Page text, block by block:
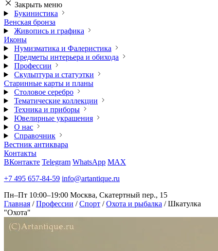
Закрыть меню
Букинистика
Венская бронза
Живопись и графика
Иконы
Нумизматика и Фалеристика
Предметы интерьера и обихода
Профессии
Скульптура и статуэтки
Старинные карты и планы
Столовое серебро
Тематические коллекции
Техника и приборы
Ювелирные украшения
О нас
Справочник
Вестник антиквара
Контакты
ВКонтакте Telegram WhatsApp MAX
+7 495 657-84-59 info@artantique.ru
Пн–Пт 10:00–19:00 Москва, Скатертный пер., 15
Главная / Профессии / Спорт / Охота и рыбалка / Шкатулка
"Охота"